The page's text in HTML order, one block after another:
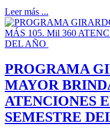
Leer más ...
PROGRAMA
MAYOR
ATENCIONES
SEMESTRE